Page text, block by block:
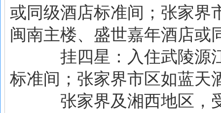
或同级酒店标准间；张家界
闽南主楼、盛世嘉年酒店或
挂四星：入住武陵源江
标准间；张家界市区如蓝天
张家界及湘西地区，受